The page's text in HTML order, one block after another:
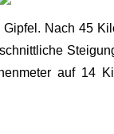
Nach 45
auf 14